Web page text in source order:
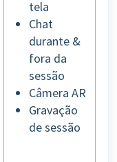
tela
Chat
durante &
fora da
sessão
Câmera AR
Gravação
de sessão